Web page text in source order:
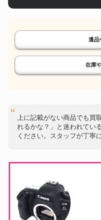
遺品
在庫
上に記載がない商品でも買
れるかな？」と迷われてい
ください。スタッフが丁寧